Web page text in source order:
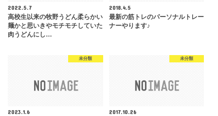
2022.5.7
高校生以来の牧野うどん柔らかい
麺かと思いきやモチモチしていた
肉うどんにし…
2018.4.5
最新の筋トレのパーソナルトレー
ナーやります♪
未分類
2023.1.6
未分類
2017.10.26